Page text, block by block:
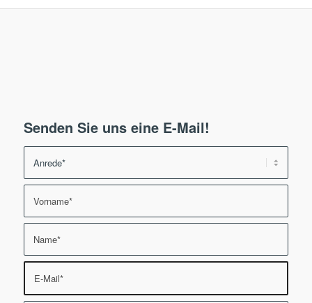
Senden Sie uns eine E-Mail!